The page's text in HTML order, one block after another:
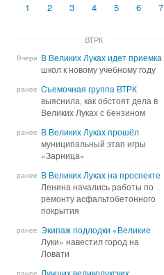
1
2 3 4 5 6 7
ВТРК
Вчера В Великих Луках идет приемка
школ к новому учебному году
В Великих Луках идет приемка
школ к новому учебному году
ранее Cъемочная группа ВТРК
выяснила, как обстоят дела в
Великих Луках с бензином
Cъемочная группа ВТРК
выяснила, как обстоят дела в
Великих Луках с бензином
ранее В Великих Луках прошёл
муниципальный этап игры
«Зарница»
В Великих Луках прошёл
муниципальный этап игры
«Зарница»
ранее В Великих Луках на проспекте
Ленина начались работы по
ремонту асфальтобетонного
покрытия
В Великих Луках на проспекте
Ленина начались работы по
ремонту асфальтобетонного
покрытия
ранее Экипаж подлодки «Великие
Луки» навестил город на
Ловати
Экипаж подлодки «Великие
Луки» навестил город на
Ловати
ранее Лучших великолукских
Лучших великолукских